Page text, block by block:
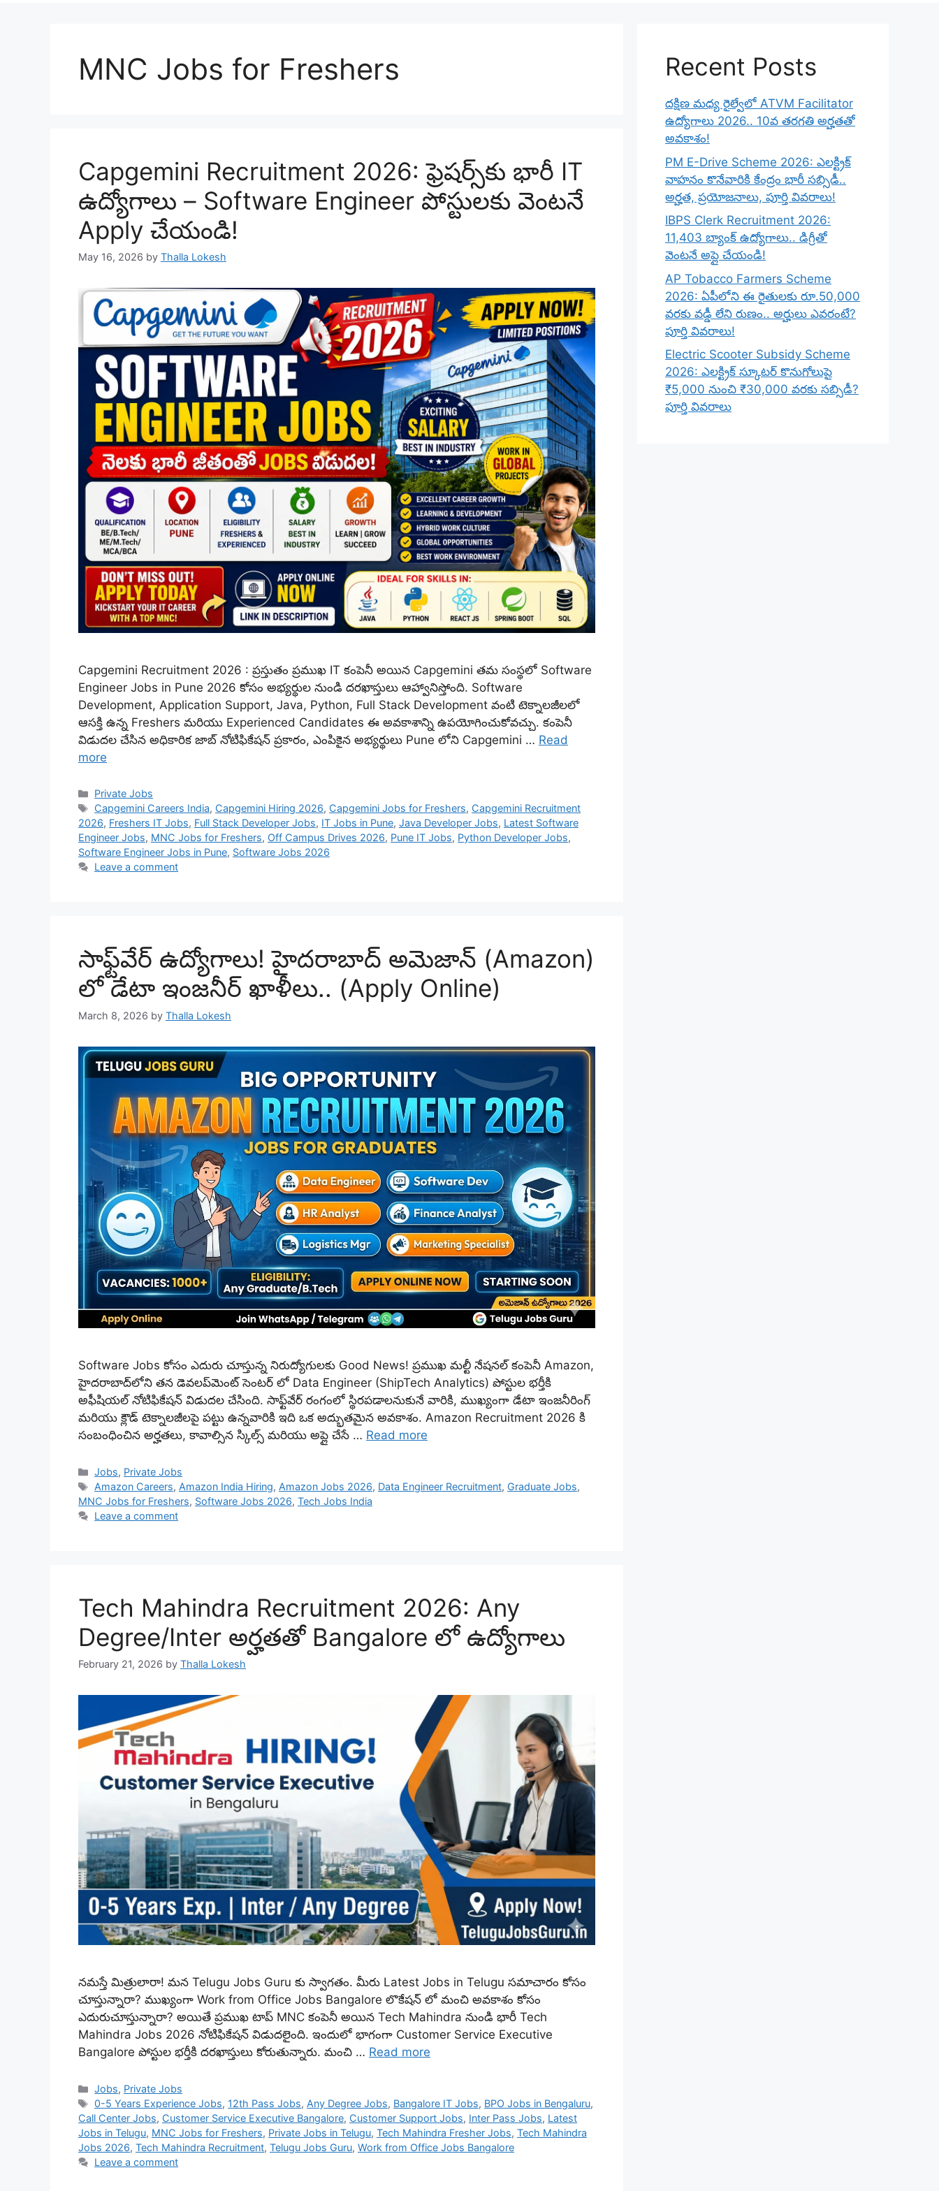
MNC Jobs for Freshers
Capgemini Recruitment 2026: ఫ్రెషర్స్‌కు భారీ IT
ఉద్యోగాలు – Software Engineer పోస్టులకు వెంటనే
Apply చేయండి!
May 16, 2026 by Thalla Lokesh
Capgemini Recruitment 2026 : ప్రస్తుతం ప్రముఖ IT కంపెనీ అయిన Capgemini తమ సంస్థలో Software
Engineer Jobs in Pune 2026 కోసం అభ్యర్థుల నుండి దరఖాస్తులు ఆహ్వానిస్తోంది. Software
Development, Application Support, Java, Python, Full Stack Development వంటి టెక్నాలజీలలో
ఆసక్తి ఉన్న Freshers మరియు Experienced Candidates ఈ అవకాశాన్ని ఉపయోగించుకోవచ్చు. కంపెనీ
విడుదల చేసిన అధికారిక జాబ్ నోటిఫికేషన్ ప్రకారం, ఎంపికైన అభ్యర్థులు Pune లోని Capgemini … Read
more
Categories
Private Jobs
Tags
Capgemini Careers India, Capgemini Hiring 2026, Capgemini Jobs for Freshers, Capgemini Recruitment
2026, Freshers IT Jobs, Full Stack Developer Jobs, IT Jobs in Pune, Java Developer Jobs, Latest Software
Engineer Jobs, MNC Jobs for Freshers, Off Campus Drives 2026, Pune IT Jobs, Python Developer Jobs,
Software Engineer Jobs in Pune, Software Jobs 2026
Leave a comment
సాఫ్ట్‌వేర్ ఉద్యోగాలు! హైదరాబాద్ అమెజాన్ (Amazon)
లో డేటా ఇంజనీర్ ఖాళీలు.. (Apply Online)
March 8, 2026 by Thalla Lokesh
Software Jobs కోసం ఎదురు చూస్తున్న నిరుద్యోగులకు Good News! ప్రముఖ మల్టీ నేషనల్ కంపెనీ Amazon,
హైదరాబాద్‌లోని తన డెవలప్‌మెంట్ సెంటర్ లో Data Engineer (ShipTech Analytics) పోస్టుల భర్తీకి
అఫీషియల్ నోటిఫికేషన్ విడుదల చేసింది. సాఫ్ట్‌వేర్ రంగంలో స్థిరపడాలనుకునే వారికి, ముఖ్యంగా డేటా ఇంజనీరింగ్
మరియు క్లౌడ్ టెక్నాలజీలపై పట్టు ఉన్నవారికి ఇది ఒక అద్భుతమైన అవకాశం. Amazon Recruitment 2026 కి
సంబంధించిన అర్హతలు, కావాల్సిన స్కిల్స్ మరియు అప్లై చేసే … Read more
Categories
Jobs, Private Jobs
Tags
Amazon Careers, Amazon India Hiring, Amazon Jobs 2026, Data Engineer Recruitment, Graduate Jobs,
MNC Jobs for Freshers, Software Jobs 2026, Tech Jobs India
Leave a comment
Tech Mahindra Recruitment 2026: Any
Degree/Inter అర్హతతో Bangalore లో ఉద్యోగాలు
February 21, 2026 by Thalla Lokesh
నమస్తే మిత్రులారా! మన Telugu Jobs Guru కు స్వాగతం. మీరు Latest Jobs in Telugu సమాచారం కోసం
చూస్తున్నారా? ముఖ్యంగా Work from Office Jobs Bangalore లొకేషన్ లో మంచి అవకాశం కోసం
ఎదురుచూస్తున్నారా? అయితే ప్రముఖ టాప్ MNC కంపెనీ అయిన Tech Mahindra నుండి భారీ Tech
Mahindra Jobs 2026 నోటిఫికేషన్ విడుదలైంది. ఇందులో భాగంగా Customer Service Executive
Bangalore పోస్టుల భర్తీకి దరఖాస్తులు కోరుతున్నారు. మంచి … Read more
Categories
Jobs, Private Jobs
Tags
0-5 Years Experience Jobs, 12th Pass Jobs, Any Degree Jobs, Bangalore IT Jobs, BPO Jobs in Bengaluru,
Call Center Jobs, Customer Service Executive Bangalore, Customer Support Jobs, Inter Pass Jobs, Latest
Jobs in Telugu, MNC Jobs for Freshers, Private Jobs in Telugu, Tech Mahindra Fresher Jobs, Tech Mahindra
Jobs 2026, Tech Mahindra Recruitment, Telugu Jobs Guru, Work from Office Jobs Bangalore
Leave a comment
Recent Posts
దక్షిణ మధ్య రైల్వేలో ATVM Facilitator
ఉద్యోగాలు 2026.. 10వ తరగతి అర్హతతో
అవకాశం!
PM E-Drive Scheme 2026: ఎలక్ట్రిక్
వాహనం కొనేవారికి కేంద్రం భారీ సబ్సిడీ..
అర్హత, ప్రయోజనాలు, పూర్తి వివరాలు!
IBPS Clerk Recruitment 2026:
11,403 బ్యాంక్ ఉద్యోగాలు.. డిగ్రీతో
వెంటనే అప్లై చేయండి!
AP Tobacco Farmers Scheme
2026: ఏపీలోని ఈ రైతులకు రూ.50,000
వరకు వడ్డీ లేని రుణం.. అర్హులు ఎవరంటే?
పూర్తి వివరాలు!
Electric Scooter Subsidy Scheme
2026: ఎలక్ట్రిక్ స్కూటర్ కొనుగోలుపై
₹5,000 నుంచి ₹30,000 వరకు సబ్సిడీ?
పూర్తి వివరాలు